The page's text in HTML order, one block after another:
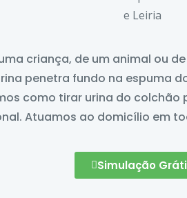
criança, de um animal ou
penetra fundo na espuma
como tirar urina do
Atuamos ao domicílio em
Simulação